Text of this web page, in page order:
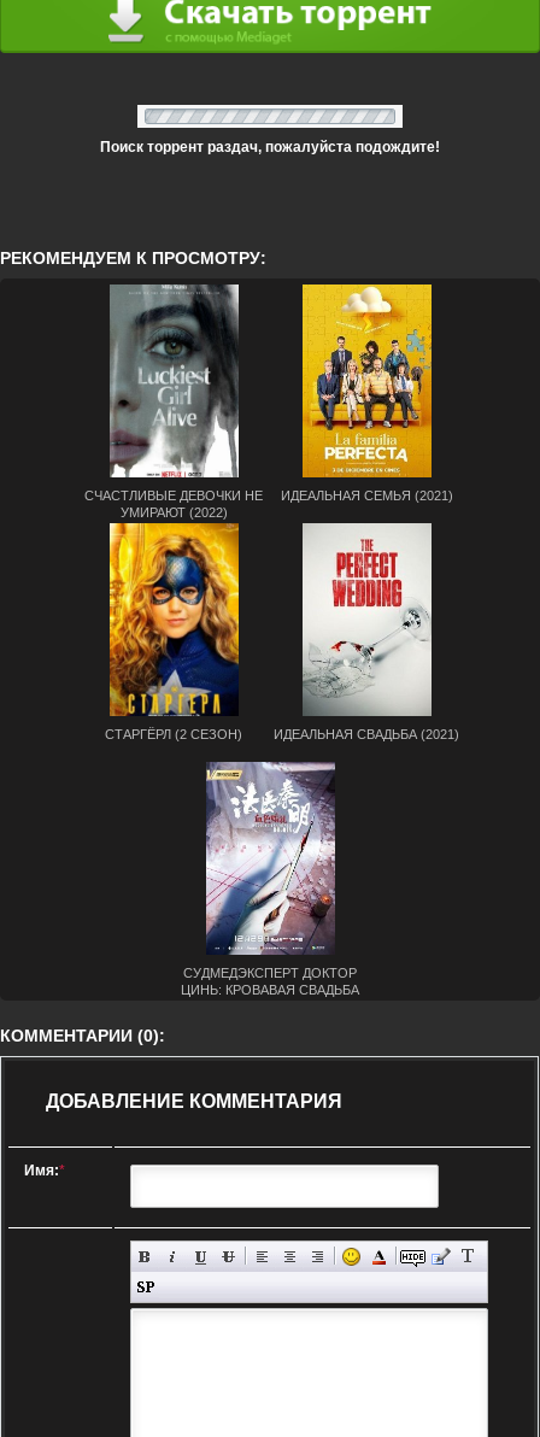
Поиск торрент раздач, пожалуйста подождите!
РЕКОМЕНДУЕМ К ПРОСМОТРУ:
СЧАСТЛИВЫЕ ДЕВОЧКИ НЕ
УМИРАЮТ (2022)
ИДЕАЛЬНАЯ СЕМЬЯ (2021)
СТАРГЁРЛ (2 СЕЗОН) ИДЕАЛЬНАЯ СВАДЬБА (2021)
СУДМЕДЭКСПЕРТ ДОКТОР
ЦИНЬ: КРОВАВАЯ СВАДЬБА
КОММЕНТАРИИ (0):
ДОБАВЛЕНИЕ КОММЕНТАРИЯ
Имя:*